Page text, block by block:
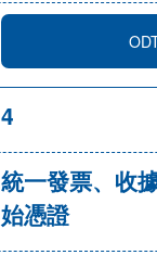
4
統一發票、收
始憑證